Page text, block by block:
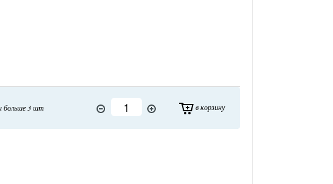
больше 3 шт в корзину